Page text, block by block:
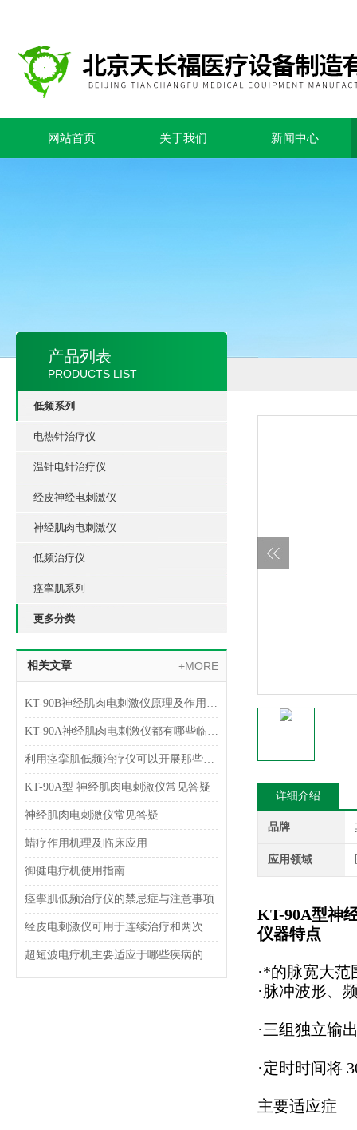
网站首页 关于我们 新闻中心
产品列表
PRODUCTS LIST
低频系列
电热针治疗仪
温针电针治疗仪
经皮神经电刺激仪
神经肌肉电刺激仪
低频治疗仪
痉挛肌系列
更多分类
相关文章 +MORE
KT-90B神经肌肉电刺激仪原理及作用机制
KT-90A神经肌肉电刺激仪都有哪些临床应用？
利用痉挛肌低频治疗仪可以开展那些治疗
KT-90A型 神经肌肉电刺激仪常见答疑
神经肌肉电刺激仪常见答疑
蜡疗作用机理及临床应用
御健电疗机使用指南
痉挛肌低频治疗仪的禁忌症与注意事项
经皮电刺激仪可用于连续治疗和两次间歇治疗
超短波电疗机主要适应于哪些疾病的治疗？
详细介绍
品牌
应用领域
KT-90A型神
仪器特点
·*的脉宽大
·脉冲波形、
·三组独立输
·定时时间将
主要适应症